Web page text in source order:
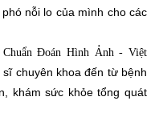
nỗi lo của mình cho các
Chuẩn Đoán Hình Ảnh - Việt
chuyên khoa đến từ bệnh
khám sức khỏe tổng quát